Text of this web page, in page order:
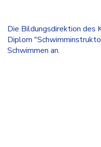
Die Bildungsdirektion des
Diplom
Schwimmen an.